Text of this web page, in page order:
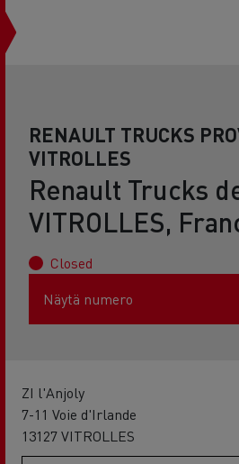
RENAULT TRUCKS
VITROLLES
Renault Trucks
VITROLLES,
Closed
Näytä numero
ZI l'Anjoly
7-11 Voie d'Irlande
13127 VITROLLES